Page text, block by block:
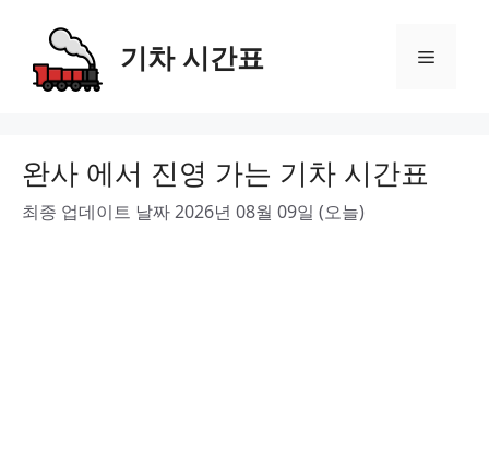
content
기차 시간표 Menu
완사 에서 진영 가는 기차 시간표
최종 업데이트 날짜 2026년 08월 09일 (오늘)